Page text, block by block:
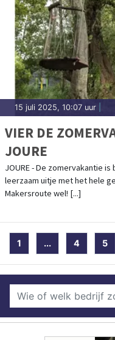
15 juli 2025, 10:07 uur
VIER DE
JOURE
JOURE - De zomervakantie
leerzaam uitje met het hele
Makersroute wel! [...]
1 ... 4 5